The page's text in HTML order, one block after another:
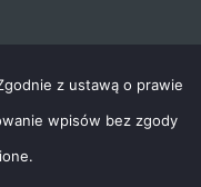
z ustawą o prawie
wpisów bez zgody